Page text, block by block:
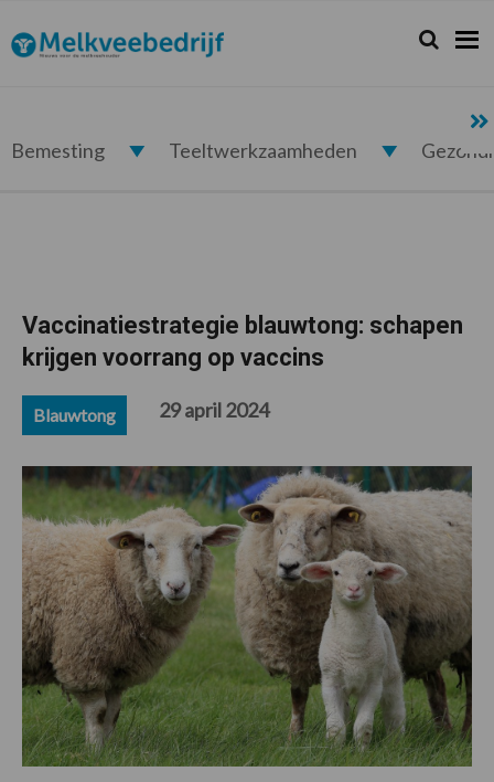
de
hoofdnavigatie
de
hoofd
de
eerste
de
voettekst
Melkveebedrijf.nl Zoeken...
Zoek
Bemesting Teeltwerkzaamheden
Vaccinatiestrategie blauwtong: schapen
krijgen voorrang op vaccins
Blauwtong 29 april 2024